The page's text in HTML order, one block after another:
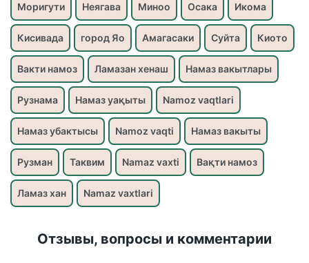
Моригути Неягава Миноо Осака Икома
Кисивада город Яо Амагасаки Суйта Киото
Вакти намоз Ламазан хенаш Намаз вакытлары
Рузнама Намаз уақыты Namoz vaqtlari
Намаз убактысы Namoz vaqti Намаз вакыты
Рузман Таквим Namaz vaxti Вақти намоз
Ламаз хан Namaz vaxtlari
Отзывы, вопросы и комментарии